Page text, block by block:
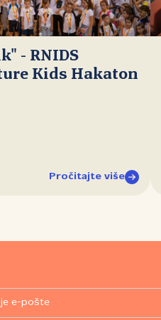
- RNIDS
Kids Hakaton
Pročitajte više